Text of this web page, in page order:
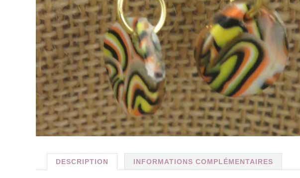
DESCRIPTION INFORMATIONS COMPLÉMENTAIRES